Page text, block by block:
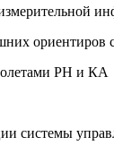
РН и КА
системы